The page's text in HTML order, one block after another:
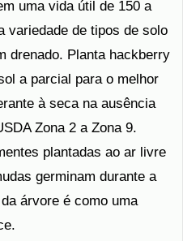
uma vida útil de 150 a
variedade de tipos de solo
drenado. Planta hackberry
a parcial para o melhor
à seca na ausência
Zona 2 a Zona 9.
plantadas ao ar livre
germinam durante a
árvore é como uma